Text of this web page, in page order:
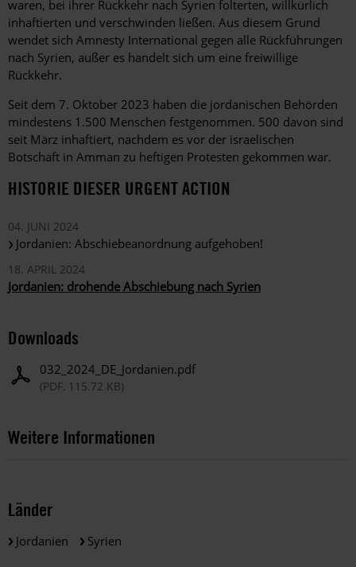
waren, bei ihrer Rückkehr nach Syrien folterten, willkürlich
inhaftierten und verschwinden ließen. Aus diesem Grund
wendet sich Amnesty International gegen alle Rückführungen
nach Syrien, außer es handelt sich um eine freiwillige
Rückkehr.
Seit dem 7. Oktober 2023 haben die jordanischen Behörden
mindestens 1.500 Menschen festgenommen. 500 davon sind
seit März inhaftiert, nachdem es vor der israelischen
Botschaft in Amman zu heftigen Protesten gekommen war.
HISTORIE DIESER URGENT ACTION
04. JUNI 2024
Jordanien: Abschiebeanordnung aufgehoben!
18. APRIL 2024
Jordanien: drohende Abschiebung nach Syrien
Downloads
032_2024_DE_Jordanien.pdf
(PDF, 115.72 KB)
Weitere Informationen
Länder
Jordanien Syrien